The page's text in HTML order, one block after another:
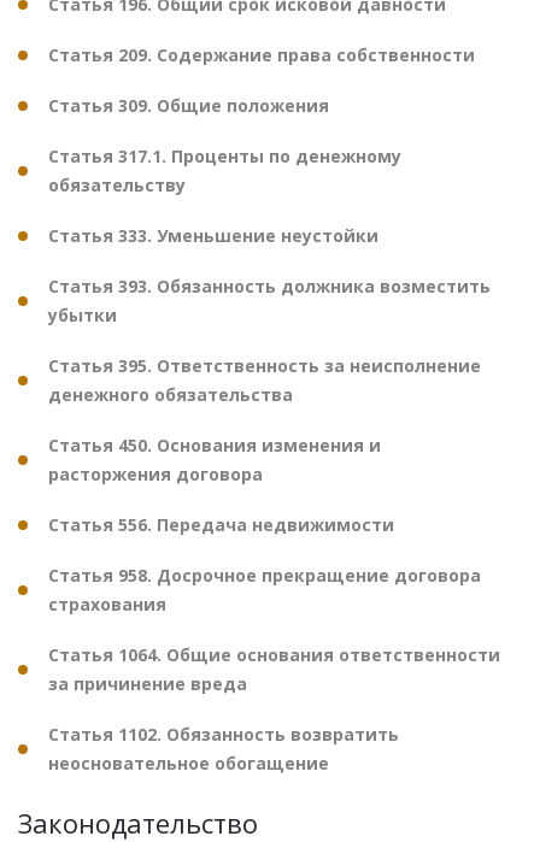
Статья 209. Содержание права собственности
Статья 309. Общие положения
Статья 317.1. Проценты по денежному
обязательству
Статья 333. Уменьшение неустойки
Статья 393. Обязанность должника возместить
убытки
Статья 395. Ответственность за неисполнение
денежного обязательства
Статья 450. Основания изменения и
расторжения договора
Статья 556. Передача недвижимости
Статья 958. Досрочное прекращение договора
страхования
Статья 1064. Общие основания ответственности
за причинение вреда
Статья 1102. Обязанность возвратить
неосновательное обогащение
Законодательство